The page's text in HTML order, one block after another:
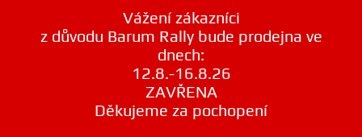
Vážení zákazníci
z důvodu Barum Rally bude prodejna ve
dnech:
12.8.-16.8.26
ZAVŘENA
Děkujeme za pochopení